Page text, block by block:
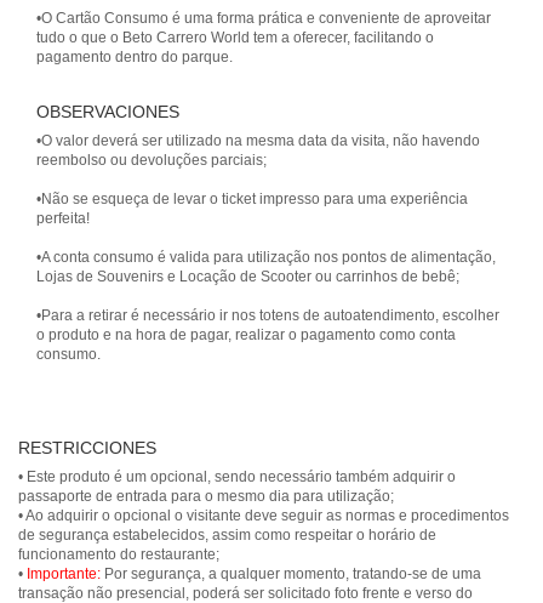
•O Cartão Consumo é uma forma prática e conveniente de aproveitar
tudo o que o Beto Carrero World tem a oferecer, facilitando o
OBSERVACIONES
•O valor deverá ser utilizado na mesma data da visita, não havendo
reembolso ou devoluções parciais;
•Não se esqueça de levar o ticket impresso para uma experiência
perfeita!
•A conta consumo é valida para utilização nos pontos de alimentação,
Lojas de Souvenirs e Locação de Scooter ou carrinhos de bebê;
•Para a retirar é necessário ir nos totens de autoatendimento, escolher
o produto e na hora de pagar, realizar o pagamento como conta
consumo.
RESTRICCIONES
• Este produto é um opcional, sendo necessário também adquirir o
passaporte de entrada para o mesmo dia para utilização;
• Ao adquirir o opcional o visitante deve seguir as normas e procedimentos
de segurança estabelecidos, assim como respeitar o horário de
funcionamento do restaurante;
• Importante: Por segurança, a qualquer momento, tratando-se de uma
transação não presencial, poderá ser solicitado foto frente e verso do